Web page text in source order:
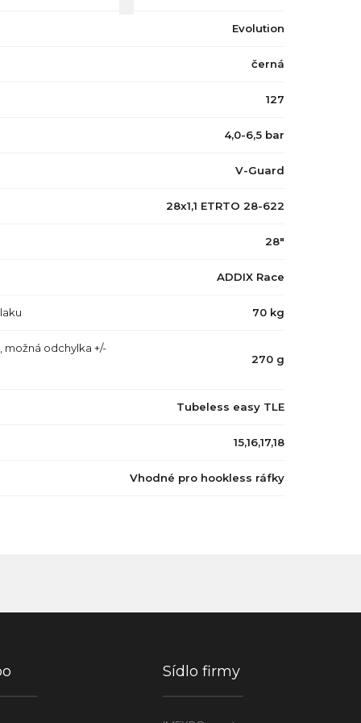
Evolution
černá
127
4,0-6,5 bar
V-Guard
28x1,1 ETRTO 28-622
28"
ADDIX Race
70 kg
možná odchylka +/-
270 g
Tubeless easy TLE
15,16,17,18
Vhodné pro hookless ráfky
Sídlo firmy